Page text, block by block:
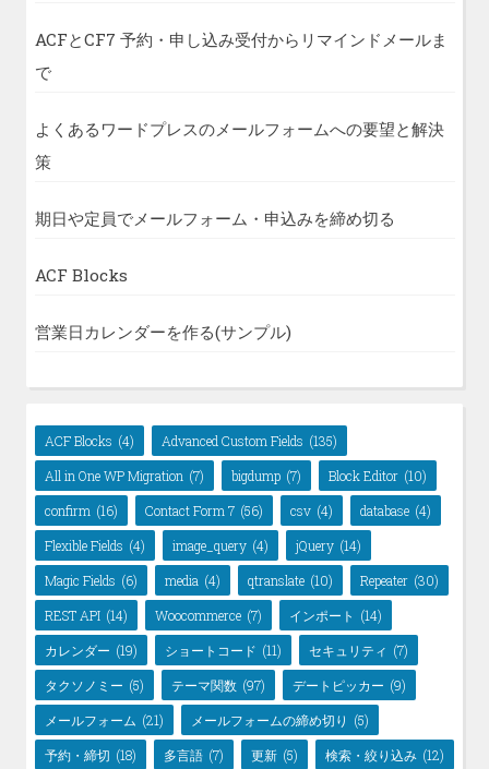
ACFとCF7 予約・申し込み受付からリマインドメールま
で
よくあるワードプレスのメールフォームへの要望と解決
策
期日や定員でメールフォーム・申込みを締め切る
ACF Blocks
営業日カレンダーを作る(サンプル)
ACF Blocks (4) Advanced Custom Fields (135)
All in One WP Migration (7) bigdump (7) Block Editor (10)
confirm (16) Contact Form 7 (56) csv (4) database (4)
Flexible Fields (4) image_query (4) jQuery (14)
Magic Fields (6) media (4) qtranslate (10) Repeater (30)
REST API (14) Woocommerce (7) インポート (14)
カレンダー (19) ショートコード (11) セキュリティ (7)
タクソノミー (5) テーマ関数 (97) デートピッカー (9)
メールフォーム (21) メールフォームの締め切り (5)
予約・締切 (18) 多言語 (7) 更新 (5) 検索・絞り込み (12)